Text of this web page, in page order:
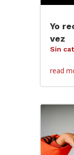
Yo
vez
Sin
read